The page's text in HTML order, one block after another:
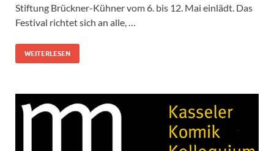
Stiftung Brückner-Kühner vom 6. bis 12. Mai einlädt. Das
Festival richtet sich an alle, …
WEITERLESEN